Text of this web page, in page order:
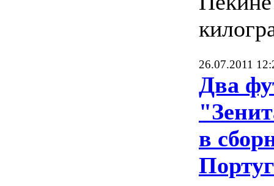
26.07.2011
Два
в